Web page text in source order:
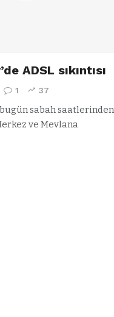
ADSL sıkıntısı
1 37
sabah saatlerinden
ve Mevlana